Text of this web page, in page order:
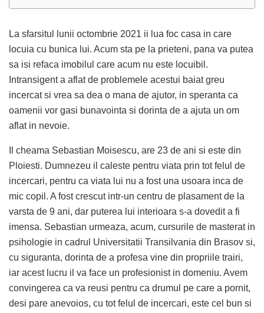
La sfarsitul lunii octombrie 2021 ii lua foc casa in care
locuia cu bunica lui. Acum sta pe la prieteni, pana va putea
sa isi refaca imobilul care acum nu este locuibil.
Intransigent a aflat de problemele acestui baiat greu
incercat si vrea sa dea o mana de ajutor, in speranta ca
oamenii vor gasi bunavointa si dorinta de a ajuta un om
aflat in nevoie.
Il cheama Sebastian Moisescu, are 23 de ani si este din
Ploiesti. Dumnezeu il caleste pentru viata prin tot felul de
incercari, pentru ca viata lui nu a fost una usoara inca de
mic copil. A fost crescut intr-un centru de plasament de la
varsta de 9 ani, dar puterea lui interioara s-a dovedit a fi
imensa. Sebastian urmeaza, acum, cursurile de masterat in
psihologie in cadrul Universitatii Transilvania din Brasov si,
cu siguranta, dorinta de a profesa vine din propriile trairi,
iar acest lucru il va face un profesionist in domeniu. Avem
convingerea ca va reusi pentru ca drumul pe care a pornit,
desi pare anevoios, cu tot felul de incercari, este cel bun si